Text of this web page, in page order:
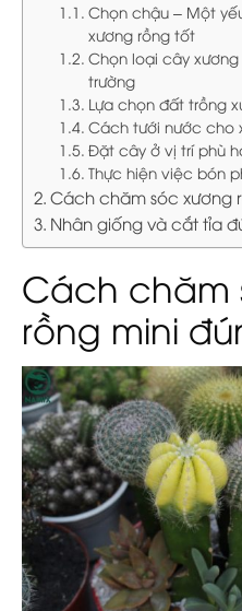
Chọn chậu – Một
xương rồng tốt
Chọn loại cây
trường
Lựa chọn đất trồng
Cách tưới nước cho
Đặt cây ở vị trí phù
Thực hiện việc bón
Cách chăm sóc xương
Nhân giống và cắt tỉa
Cách chăm
rồng mini